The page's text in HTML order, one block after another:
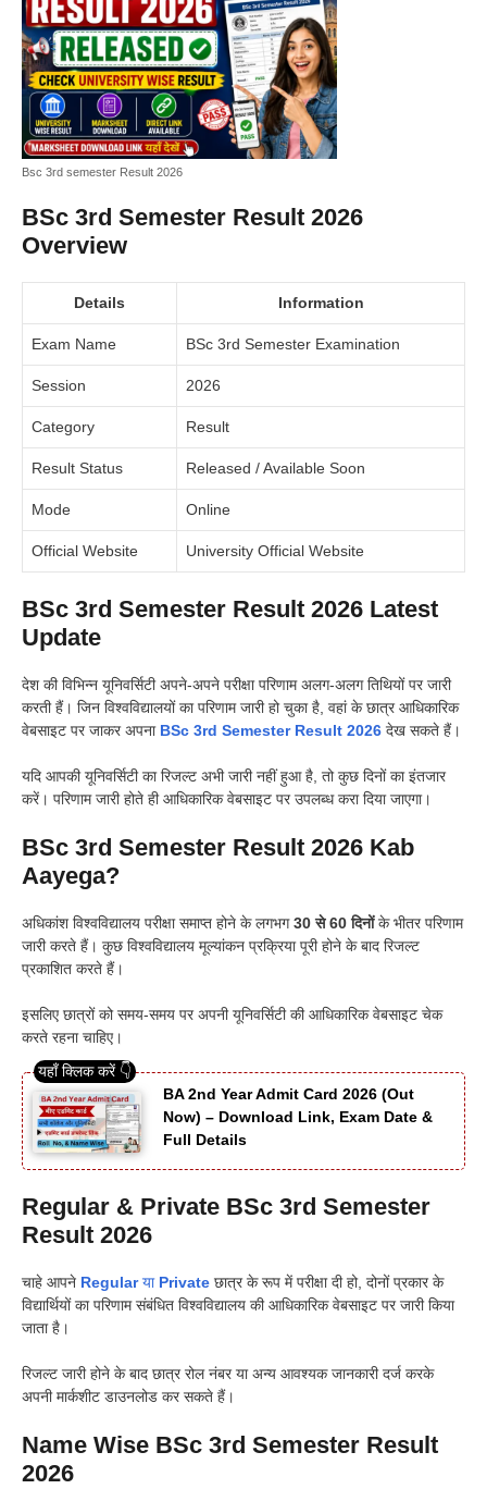
Bsc 3rd semester Result 2026
BSc 3rd Semester Result 2026
Overview
Details Information
Exam Name BSc 3rd Semester Examination
Session 2026
Category Result
Result Status Released / Available Soon
Mode Online
Official Website University Official Website
BSc 3rd Semester Result 2026 Latest
Update
देश की विभिन्न यूनिवर्सिटी अपने-अपने परीक्षा परिणाम अलग-अलग तिथियों पर जारी
करती हैं। जिन विश्वविद्यालयों का परिणाम जारी हो चुका है, वहां के छात्र आधिकारिक
वेबसाइट पर जाकर अपना BSc 3rd Semester Result 2026 देख सकते हैं।
यदि आपकी यूनिवर्सिटी का रिजल्ट अभी जारी नहीं हुआ है, तो कुछ दिनों का इंतजार
करें। परिणाम जारी होते ही आधिकारिक वेबसाइट पर उपलब्ध करा दिया जाएगा।
BSc 3rd Semester Result 2026 Kab
Aayega?
अधिकांश विश्वविद्यालय परीक्षा समाप्त होने के लगभग30 से 60 दिनोंके भीतर परिणाम
जारी करते हैं। कुछ विश्वविद्यालय मूल्यांकन प्रक्रिया पूरी होने के बाद रिजल्ट
प्रकाशित करते हैं।
इसलिए छात्रों को समय-समय पर अपनी यूनिवर्सिटी की आधिकारिक वेबसाइट चेक
करते रहना चाहिए।
BA 2nd Year Admit Card 2026 (Out
Now) – Download Link, Exam Date &
Full Details
Regular & Private BSc 3rd Semester
Result 2026
चाहे आपने Regularया Private छात्र के रूप में परीक्षा दी हो, दोनों प्रकार के
विद्यार्थियों का परिणाम संबंधित विश्वविद्यालय की आधिकारिक वेबसाइट पर जारी किया
जाता है।
रिजल्ट जारी होने के बाद छात्र रोल नंबर या अन्य आवश्यक जानकारी दर्ज करके
अपनी मार्कशीट डाउनलोड कर सकते हैं।
Name Wise BSc 3rd Semester Result
2026